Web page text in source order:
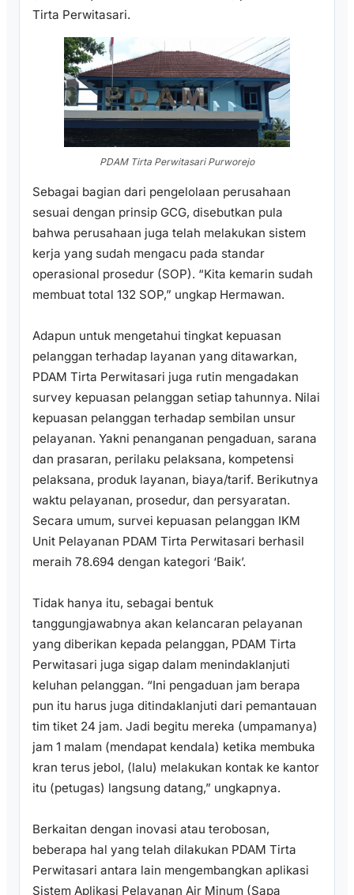
Tirta Perwitasari.
PDAM Tirta Perwitasari Purworejo
Sebagai bagian dari pengelolaan perusahaan
sesuai dengan prinsip GCG, disebutkan pula
bahwa perusahaan juga telah melakukan sistem
kerja yang sudah mengacu pada standar
operasional prosedur (SOP). “Kita kemarin sudah
membuat total 132 SOP,” ungkap Hermawan.
Adapun untuk mengetahui tingkat kepuasan
pelanggan terhadap layanan yang ditawarkan,
PDAM Tirta Perwitasari juga rutin mengadakan
survey kepuasan pelanggan setiap tahunnya. Nilai
kepuasan pelanggan terhadap sembilan unsur
pelayanan. Yakni penanganan pengaduan, sarana
dan prasaran, perilaku pelaksana, kompetensi
pelaksana, produk layanan, biaya/tarif. Berikutnya
waktu pelayanan, prosedur, dan persyaratan.
Secara umum, survei kepuasan pelanggan IKM
Unit Pelayanan PDAM Tirta Perwitasari berhasil
meraih 78.694 dengan kategori ‘Baik’.
Tidak hanya itu, sebagai bentuk
tanggungjawabnya akan kelancaran pelayanan
yang diberikan kepada pelanggan, PDAM Tirta
Perwitasari juga sigap dalam menindaklanjuti
keluhan pelanggan. “Ini pengaduan jam berapa
pun itu harus juga ditindaklanjuti dari pemantauan
tim tiket 24 jam. Jadi begitu mereka (umpamanya)
jam 1 malam (mendapat kendala) ketika membuka
kran terus jebol, (lalu) melakukan kontak ke kantor
itu (petugas) langsung datang,” ungkapnya.
Berkaitan dengan inovasi atau terobosan,
beberapa hal yang telah dilakukan PDAM Tirta
Perwitasari antara lain mengembangkan aplikasi
Sistem Aplikasi Pelayanan Air Minum (Sapa